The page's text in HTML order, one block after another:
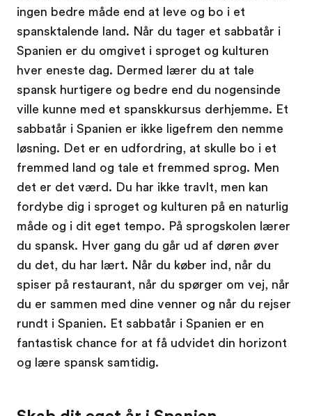
ingen bedre måde end at leve og bo i et
spansktalende land. Når du tager et sabbatår i
Spanien er du omgivet i sproget og kulturen
hver eneste dag. Dermed lærer du at tale
spansk hurtigere og bedre end du nogensinde
ville kunne med et spanskkursus derhjemme. Et
sabbatår i Spanien er ikke ligefrem den nemme
løsning. Det er en udfordring, at skulle bo i et
fremmed land og tale et fremmed sprog. Men
det er det værd. Du har ikke travlt, men kan
fordybe dig i sproget og kulturen på en naturlig
måde og i dit eget tempo. På sprogskolen lærer
du spansk. Hver gang du går ud af døren øver
du det, du har lært. Når du køber ind, når du
spiser på restaurant, når du spørger om vej, når
du er sammen med dine venner og når du rejser
rundt i Spanien. Et sabbatår i Spanien er en
fantastisk chance for at få udvidet din horizont
og lære spansk samtidig.